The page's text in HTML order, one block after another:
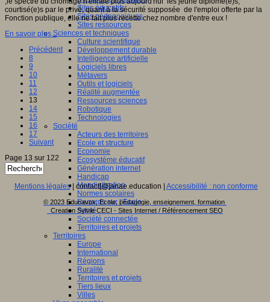
Sites éducatifs
Sites pédagogiques
Sites ressources
Sciences et techniques
Culture scientifique
Développement durable
Intelligence artificielle
Logiciels libres
Métavers
Outils et logiciels
Réalité augmentée
Ressources sciences
Robotique
Technologies
Société
Acteurs des territoires
Ecole et structure
Economie
Ecosystème éducatif
Génération internet
Handicap
Mondialisation
Normes scolaires
Regards sur l’Ecole
Santé
Société connectée
Territoires et projets
Territoires
Europe
International
Régions
Ruralité
Territoires et projets
Tiers lieux
Villes
courtisé(e)s par le privé, quant à la sécurité supposée de l'emploi offerte par la
Fonction publique, elle ne fait plus recette chez nombre d'entre eux !
En savoir plus...
Précédent
8
9
10
11
12
13
14
15
16
17
Suivant
Page 13 sur 122
Mentions légales| contact[@]anae.education | Accessibilité : non conforme
© 2023 Educavox, Ecole, pédagogie, enseignement, formation
Creation Sylvie CECI - Sites Internet / Référencement SEO